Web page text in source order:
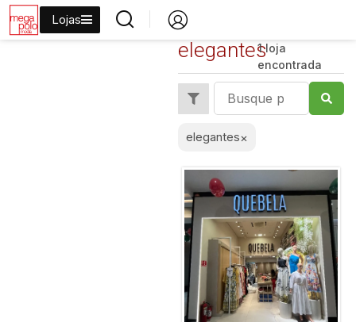
Lojas
elegantes1 loja
encontrada
elegantes×